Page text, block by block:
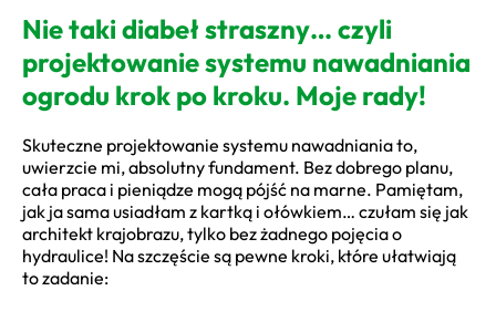
Nie taki diabeł straszny… czyli
projektowanie systemu nawadniania
ogrodu krok po kroku. Moje rady!
Skuteczne projektowanie systemu nawadniania to,
uwierzcie mi, absolutny fundament. Bez dobrego planu,
cała praca i pieniądze mogą pójść na marne. Pamiętam,
jak ja sama usiadłam z kartką i ołówkiem… czułam się jak
architekt krajobrazu, tylko bez żadnego pojęcia o
hydraulice! Na szczęście są pewne kroki, które ułatwiają
to zadanie: